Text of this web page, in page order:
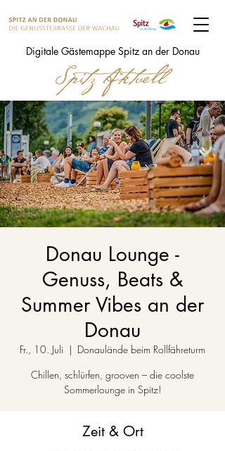
Digitale Gästemappe Spitz an der Donau
Donau Lounge -
Genuss, Beats &
Summer Vibes an der
Donau
Fr., 10. Juli
  |
Donaulände beim Rollfähreturm
Chillen, schlürfen, grooven – die coolste
Sommerlounge in Spitz!
Zeit & Ort